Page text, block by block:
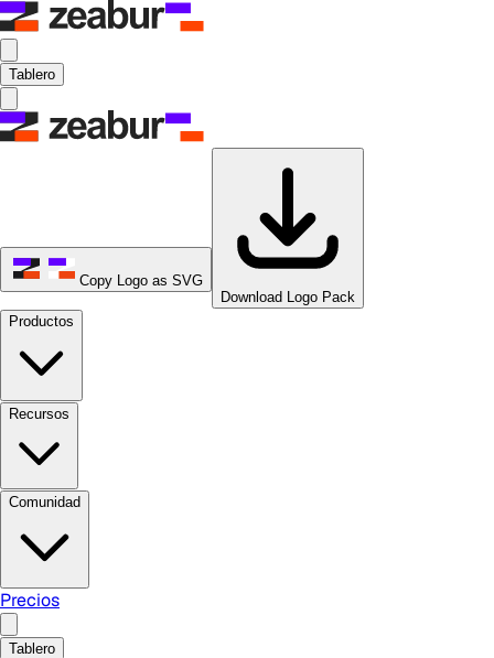
Tablero
Copy Logo as SVG
Download Logo Pack
Productos
Recursos
Comunidad
Precios
Tablero